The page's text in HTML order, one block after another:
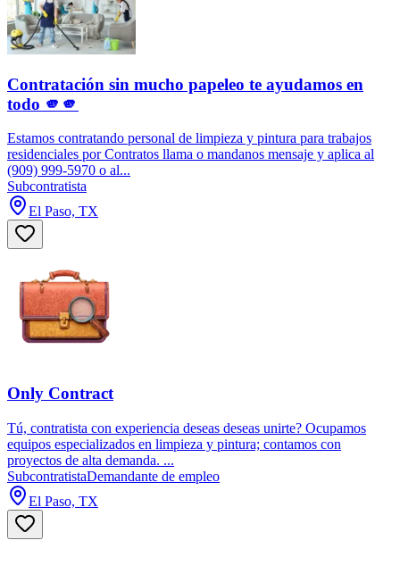
Contratación sin mucho papeleo te ayudamos en
todo 🫵🫵
Estamos contratando personal de limpieza y pintura para trabajos
residenciales por Contratos llama o mandanos mensaje y aplica al
(909) 999-5970 o al...
Subcontratista
El Paso, TX
Only Contract
Tú, contratista con experiencia deseas deseas unirte? Ocupamos
equipos especializados en limpieza y pintura; contamos con
proyectos de alta demanda. ...
SubcontratistaDemandante de empleo
El Paso, TX